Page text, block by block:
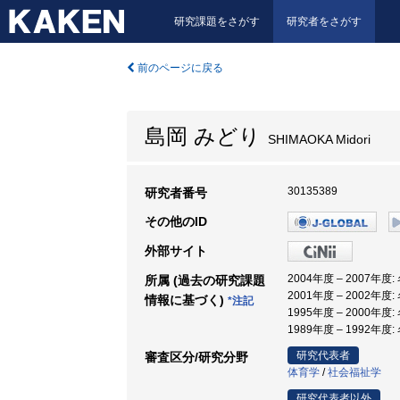
研究課題をさがす 研究者をさがす
前のページに戻る
島岡 みどり SHIMAOKA Midori
研究者番号 30135389
その他のID
外部サイト
所属 (過去の研究課題
情報に基づく) *注記
2004年度 – 2007年度:
2001年度 – 2002年度:
1995年度 – 2000年度:
1989年度 – 1992年度:
審査区分/研究分野
研究代表者
体育学 /社会福祉学